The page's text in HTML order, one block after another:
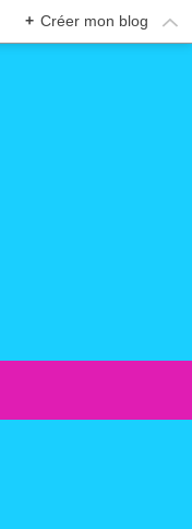
+ Créer mon blog